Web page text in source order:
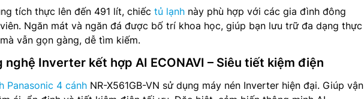
tích thực lên đến 491 lít, chiếc tủ lạnh này phù hợp với các gia đình đông
Ngăn mát và ngăn đá được bố trí khoa học, giúp bạn lưu trữ đa dạng thực
vẫn gọn gàng, dễ tìm kiếm.
nghệ Inverter kết hợp AI ECONAVI – Siêu tiết kiệm điện
Panasonic 4 cánh NR-X561GB-VN sử dụng máy nén Inverter hiện đại. Giúp vận